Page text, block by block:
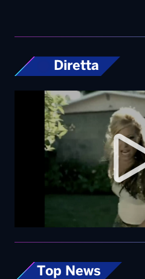
Diretta
Top News